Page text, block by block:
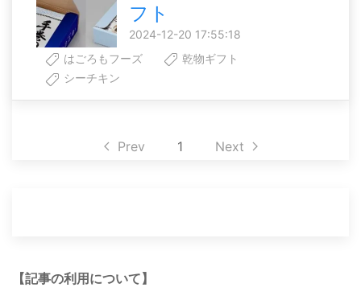
フト
2024-12-20 17:55:18
はごろもフーズ
乾物ギフト
シーチキン
Prev 1 Next
【記事の利用について】